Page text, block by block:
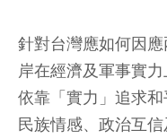
針對台灣應如何因
岸在經濟及軍事實
依靠「實力」追求
民族情感、政治互